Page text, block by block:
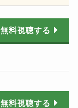
無料視聴する
無料視聴する